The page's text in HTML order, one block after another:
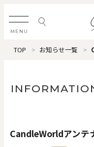
MENU
ログイン・新規会員
すべてのアイテム
TOP お知らせ一覧
CandleWorldアンテ